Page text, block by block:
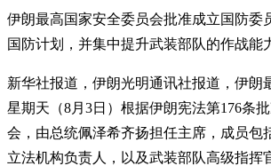
伊朗最高国家安全委员会批准成立国防委
国防计划，并集中提升武装部队的作战能
新华社报道，伊朗光明通讯社报道，伊朗
星期天（8月3日）根据伊朗宪法第176条
会，由总统佩泽希齐扬担任主席，成员包
立法机构负责人，以及武装部队高级指挥